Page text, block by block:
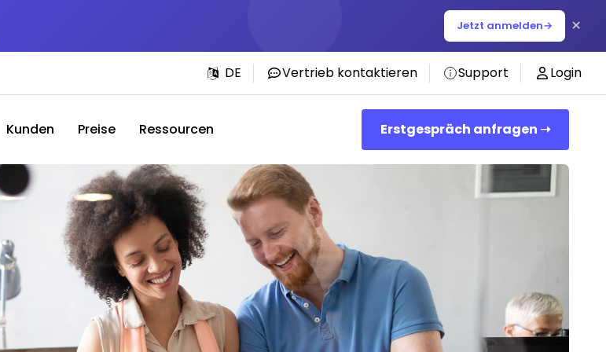
Jetzt anmelden→ ×
DE Vertrieb kontaktieren Support Login
Erstgespräch anfragen ➝
Kunden Preise Ressourcen